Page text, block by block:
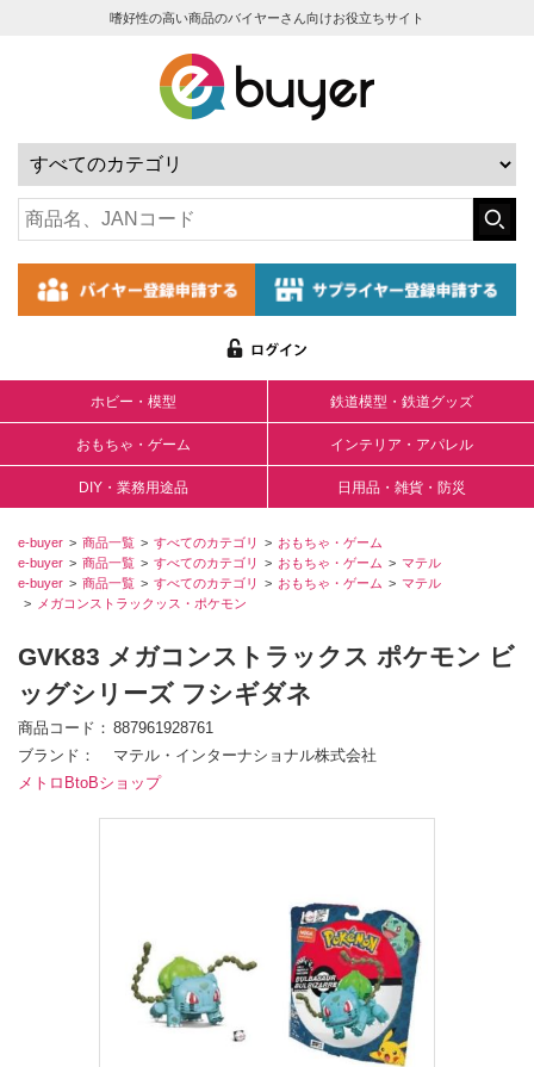
嗜好性の高い商品のバイヤーさん向けお役立ちサイト
ホビー・模型 鉄道模型・鉄道グッズ
おもちゃ・ゲーム インテリア・アパレル
DIY・業務用途品 日用品・雑貨・防災
e-buyer 商品一覧 すべてのカテゴリ
おもちゃ・ゲーム
e-buyer
商品一覧 すべてのカテゴリ おもちゃ・ゲーム
マテル
e-buyer
商品一覧 すべてのカテゴリ おもちゃ・ゲーム
マテル
メガコンストラックッス・ポケモン
GVK83 メガコンストラックス ポケモン ビ
ッグシリーズ フシギダネ
商品コード
887961928761
ブランド
マテル・インターナショナル株式会社
メトロBtoBショップ